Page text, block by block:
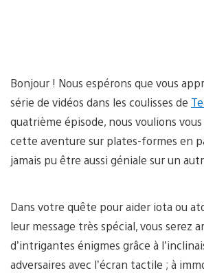
Bonjour ! Nous espérons que vous
série de vidéos dans les coulisses de
quatrième épisode, nous voulions
cette aventure sur plates-formes en
jamais pu être aussi géniale sur un
Dans votre quête pour aider iota ou
leur message très spécial, vous serez
d’intrigantes énigmes grâce à
adversaires avec l’écran tactile ; à